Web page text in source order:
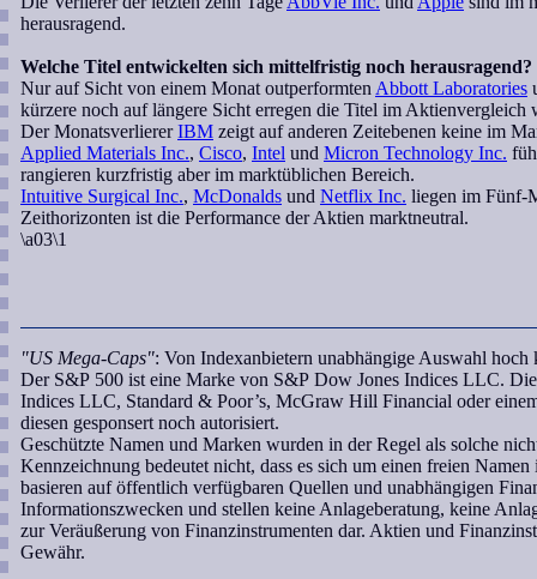
herausragend.
Welche Titel entwickelten sich mittelfristig noch herausragend?
Nur auf Sicht von einem Monat outperformten Abbott Laboratories
kürzere noch auf längere Sicht erregen die Titel im Aktienvergleich
Der MonatsverliererIBM zeigt auf anderen Zeitebenen keine im
Applied Materials Inc., Cisco, Intel und Micron Technology Inc.
rangieren kurzfristig aber im marktüblichen Bereich.
Intuitive Surgical Inc., McDonalds und Netflix Inc. liegen im Fünf-
Zeithorizonten ist die Performance der Aktien marktneutral.
\a03\1
"US Mega-Caps": Von Indexanbietern unabhängige Auswahl
Der S&P 500 ist eine Marke von S&P Dow Jones Indices LLC.
Indices LLC, Standard & Poor’s, McGraw Hill Financial oder
diesen gesponsert noch autorisiert.
Geschützte Namen und Marken wurden in der Regel als solche
Kennzeichnung bedeutet nicht, dass es sich um einen freien
basieren auf öffentlich verfügbaren Quellen und unabhängigen
Informationszwecken und stellen keine Anlageberatung, keine
zur Veräußerung von Finanzinstrumenten dar. Aktien und
Gewähr.